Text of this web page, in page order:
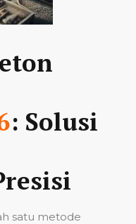
: Solusi
satu metode